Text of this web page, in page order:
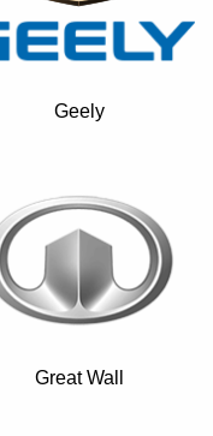
Geely
Great Wall